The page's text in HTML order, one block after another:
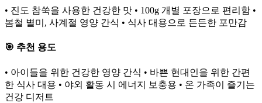
• 진도 참쑥을 사용한 건강한 맛 • 100g 개별 포장으로 편리함 •
봄철 별미, 사계절 영양 간식 • 식사 대용으로 든든한 포만감
🎯 추천 용도
• 아이들을 위한 건강한 영양 간식 • 바쁜 현대인을 위한 간편
한 식사 대용 • 야외 활동 시 에너지 보충용 • 온 가족이 즐기는
건강 디저트